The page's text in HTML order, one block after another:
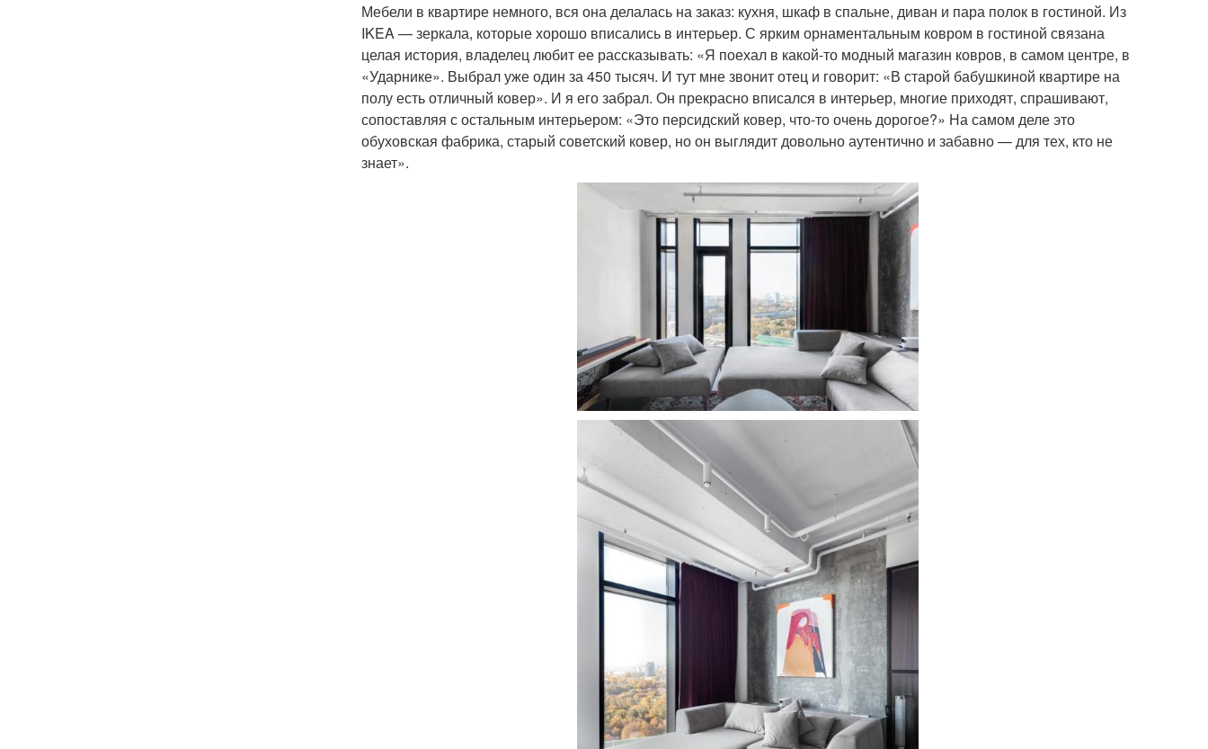
Мебели в квартире немного, вся она делалась на заказ: кухня, шкаф в спальне, диван и пара полок в гостиной. Из
IKEA — зеркала, которые хорошо вписались в интерьер. С ярким орнаментальным ковром в гостиной связана
целая история, владелец любит ее рассказывать: «Я поехал в какой-то модный магазин ковров, в самом центре, в
«Ударнике». Выбрал уже один за 450 тысяч. И тут мне звонит отец и говорит: «В старой бабушкиной квартире на
полу есть отличный ковер». И я его забрал. Он прекрасно вписался в интерьер, многие приходят, спрашивают,
сопоставляя с остальным интерьером: «Это персидский ковер, что-то очень дорогое?» На самом деле это
обуховская фабрика, старый советский ковер, но он выглядит довольно аутентично и забавно — для тех, кто не
знает».